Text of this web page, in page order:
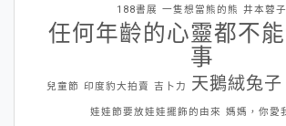
188書展 一隻想當熊的熊 井本蓉子
任何年齡的心靈都不
事
兒童節 印度豹大拍賣 吉卜力 天鵝絨兔子
娃娃節要放娃娃擺飾的由來 媽媽，你愛